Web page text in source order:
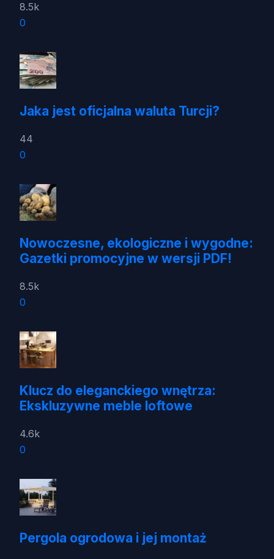
8.5k
0
Jaka jest oficjalna waluta Turcji?
44
0
Nowoczesne, ekologiczne i wygodne:
Gazetki promocyjne w wersji PDF!
8.5k
0
Klucz do eleganckiego wnętrza:
Ekskluzywne meble loftowe
4.6k
0
Pergola ogrodowa i jej montaż